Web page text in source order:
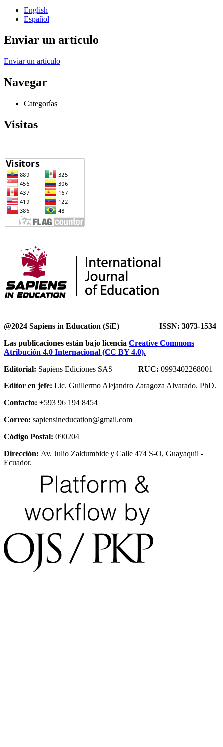
English
Español
Enviar un artículo
Enviar un artículo
Navegar
Categorías
Visitas
@2024 Sapiens in Education (SiE) ISSN: 3073-1534
Las publicaciones están bajo licencia Creative Commons
Atribución 4.0 Internacional (CC BY 4.0).
Editorial: Sapiens Ediciones SAS RUC: 0993402268001
Editor en jefe: Lic. Guillermo Alejandro Zaragoza Alvarado. PhD.
Contacto: +593 96 194 8454
Correo: sapiensineducation@gmail.com
Código Postal: 090204
Dirección: Av. Julio Zaldumbide y Calle 474 S-O, Guayaquil -
Ecuador.